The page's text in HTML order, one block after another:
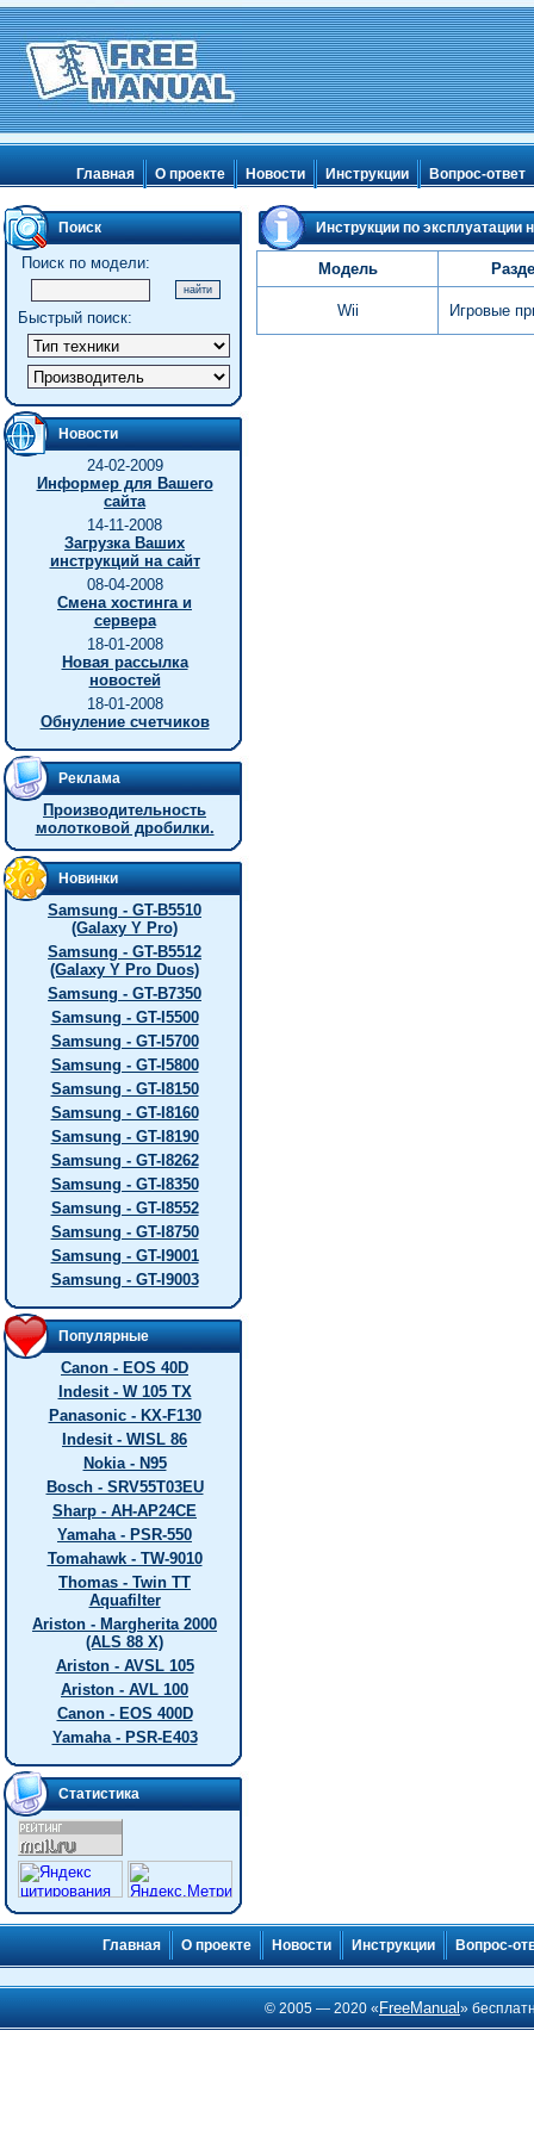
Главная О проекте Новости Инструкции Вопрос-ответ
Поиск
Поиск по модели:
Быстрый поиск:
Новости
24-02-2009
Информер для Вашего
сайта
14-11-2008
Загрузка Ваших
инструкций на сайт
08-04-2008
Смена хостинга и
сервера
18-01-2008
Новая рассылка
новостей
18-01-2008
Обнуление счетчиков
Реклама
Производительность
молотковой дробилки.
Новинки
Samsung - GT-B5510
(Galaxy Y Pro)
Samsung - GT-B5512
(Galaxy Y Pro Duos)
Samsung - GT-B7350
Samsung - GT-I5500
Samsung - GT-I5700
Samsung - GT-I5800
Samsung - GT-I8150
Samsung - GT-I8160
Samsung - GT-I8190
Samsung - GT-I8262
Samsung - GT-I8350
Samsung - GT-I8552
Samsung - GT-I8750
Samsung - GT-I9001
Samsung - GT-I9003
Популярные
Canon - EOS 40D
Indesit - W 105 TX
Panasonic - KX-F130
Indesit - WISL 86
Nokia - N95
Bosch - SRV55T03EU
Sharp - AH-AP24CE
Yamaha - PSR-550
Tomahawk - TW-9010
Thomas - Twin TT
Aquafilter
Ariston - Margherita 2000
(ALS 88 X)
Ariston - AVSL 105
Ariston - AVL 100
Canon - EOS 400D
Yamaha - PSR-E403
Статистика
Инструкции по эксплуатации
Модель
Wii Игровые
Главная О проекте Новости Инструкции Вопрос-
© 2005 — 2020 « FreeManual»